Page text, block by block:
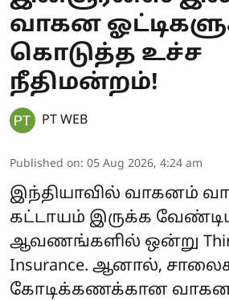
வாகன
கொடுத்த உச்ச
நீதிமன்றம்!
PT WEB
Published on: 05 Aug 2026, 4:24 am
இந்தியாவில் வாகனம்
கட்டாயம் இருக்க
ஆவணங்களில் ஒன்று
Insurance. ஆனால்,
கோடிக்கணக்கான